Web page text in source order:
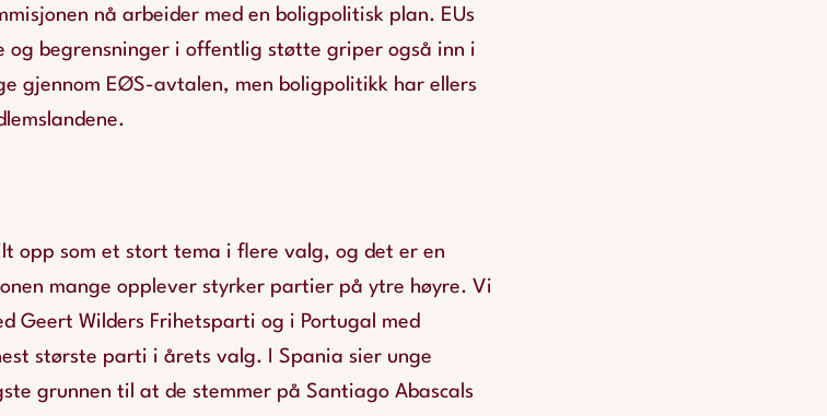
nå arbeider med en boligpolitisk plan. EUs
og begrensninger i offentlig støtte griper også inn i
gjennom EØS-avtalen, men boligpolitikk har ellers
opp som et stort tema i flere valg, og det er en
mange opplever styrker partier på ytre høyre. Vi
Geert Wilders Frihetsparti og i Portugal med
største parti i årets valg. I Spania sier unge
grunnen til at de stemmer på Santiago Abascals